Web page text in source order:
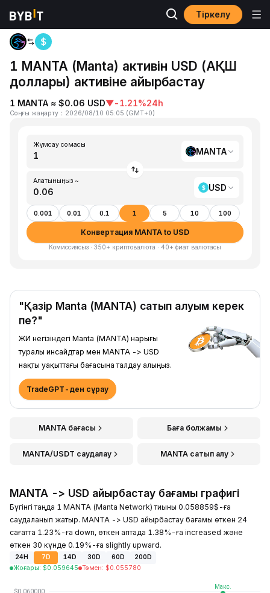
Тіркелу
Басты бет
1 MANTA (Manta) активін USD (АҚШ
доллары) активіне айырбастау
1 MANTA ≈ $0.06 USD▼-1.21%24h
Соңғы жаңарту ： 2026/08/10 05:05 (GMT+0)
Жұмсау сомасы
MANTA
Алатыныңыз ~
USD
0.001 0.01 0.1 1 5 10 100
Конвертация MANTA to USD
Комиссиясыз · 350+ криптовалюта · 40+ фиат валютасы
"Қазір Manta (MANTA) сатып алуым керек
пе?"
ЖИ негізіндегі Manta (MANTA) нарығы
туралы инсайдтар мен MANTA -> USD
нақты уақыттағы бағасына талдау алыңыз.
TradeGPT-ден сұрау
MANTA бағасы Баға болжамы
MANTA/USDT саудалау MANTA сатып алу
MANTA -> USD айырбастау бағамы графигі
Бүгінгі таңда 1 MANTA (Manta Network) тиыны 0.058859$-ға
саудаланып жатыр. MANTA -> USD айырбастау бағамы өткен 24
сағатта 1.23%-ға down, өткен аптада 1.38%-ға increased және
өткен 30 күнде 0.19%-ға slightly upward.
24H 7D 14D 30D 60D
200D
Жоғары: $0.059645 Төмен: $0.055780